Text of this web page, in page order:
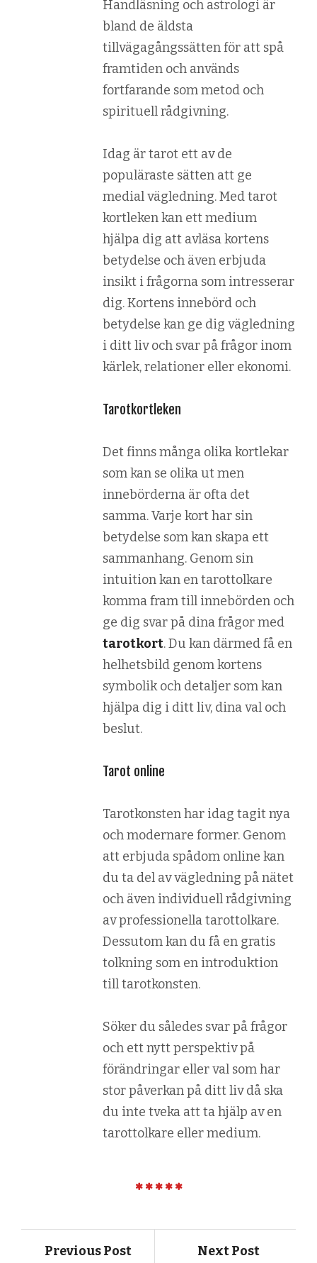
Handläsning och astrologi är
bland de äldsta
tillvägagångssätten för att spå
framtiden och används
fortfarande som metod och
spirituell rådgivning.
Idag är tarot ett av de
populäraste sätten att ge
medial vägledning. Med tarot
kortleken kan ett medium
hjälpa dig att avläsa kortens
betydelse och även erbjuda
insikt i frågorna som intresserar
dig. Kortens innebörd och
betydelse kan ge dig vägledning
i ditt liv och svar på frågor inom
kärlek, relationer eller ekonomi.
Tarotkortleken
Det finns många olika kortlekar
som kan se olika ut men
innebörderna är ofta det
samma. Varje kort har sin
betydelse som kan skapa ett
sammanhang. Genom sin
intuition kan en tarottolkare
komma fram till innebörden och
ge dig svar på dina frågor med
tarotkort. Du kan därmed få en
helhetsbild genom kortens
symbolik och detaljer som kan
hjälpa dig i ditt liv, dina val och
beslut.
Tarot online
Tarotkonsten har idag tagit nya
och modernare former. Genom
att erbjuda spådom online kan
du ta del av vägledning på nätet
och även individuell rådgivning
av professionella tarottolkare.
Dessutom kan du få en gratis
tolkning som en introduktion
till tarotkonsten.
Söker du således svar på frågor
och ett nytt perspektiv på
förändringar eller val som har
stor påverkan på ditt liv då ska
du inte tveka att ta hjälp av en
tarottolkare eller medium.
Previous Post Next Post